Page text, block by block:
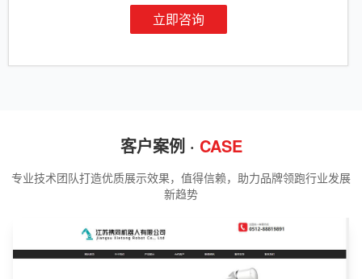
立即咨询
客户案例 · CASE
专业技术团队打造优质展示效果，值得信赖，助力品牌领跑行业发展
新趋势